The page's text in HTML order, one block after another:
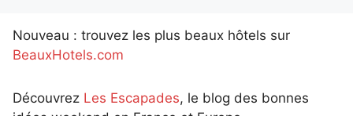
Nouveau : trouvez les plus beaux hôtels sur
BeauxHotels.com
Découvrez Les Escapades, le blog des bonnes